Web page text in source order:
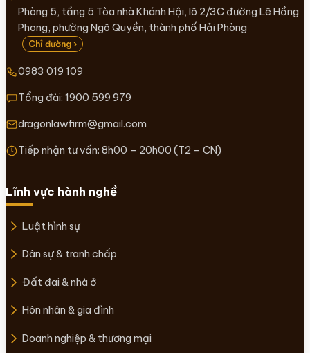
Phòng 5, tầng 5 Tòa nhà Khánh Hội, lô 2/3C đường Lê Hồng
Phong, phường Ngô Quyền, thành phố Hải Phòng
Chỉ đường ›
0983 019 109
Tổng đài: 1900 599 979
dragonlawfirm@gmail.com
Tiếp nhận tư vấn: 8h00 – 20h00 (T2 – CN)
Lĩnh vực hành nghề
Luật hình sự
Dân sự & tranh chấp
Đất đai & nhà ở
Hôn nhân & gia đình
Doanh nghiệp & thương mại